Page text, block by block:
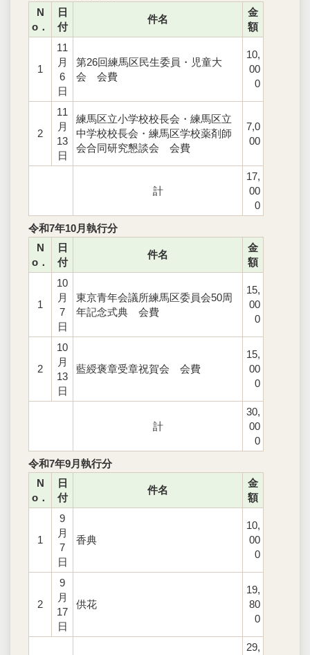
N
o．
日
付
件名
金
額
1
11
月
6
日
第26回練馬区民生委員・児童大
会 会費
10,
00
0
2
11
月
13
日
練馬区立小学校校長会・練馬区立
中学校校長会・練馬区学校薬剤師
会合同研究懇談会 会費
7,0
00
計
17,
00
0
令和7年10月執行分
N
o．
日
付
件名
金
額
1
10
月
7
日
東京青年会議所練馬区委員会50周
年記念式典 会費
15,
00
0
2
10
月
13
日
藍綬褒章受章祝賀会 会費
15,
00
0
計
30,
00
0
令和7年9月執行分
N
o．
日
付
件名
金
額
1
9
月
7
日
香典
10,
00
0
2
9
月
17
日
供花
19,
80
0
29,